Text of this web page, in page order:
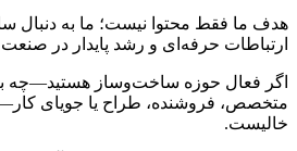
هدف ما فقط محتوا نیست؛ ما به دنبال
ارتباطات حرفه‌ای و رشد پایدار در
اگر فعال حوزه ساخت‌وساز هستید—چه
متخصص، فروشنده، طراح یا جویای
خالیست.